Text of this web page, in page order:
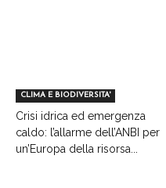
CLIMA E BIODIVERSITA'
Crisi idrica ed emergenza
caldo: l’allarme dell’ANBI per
un’Europa della risorsa...